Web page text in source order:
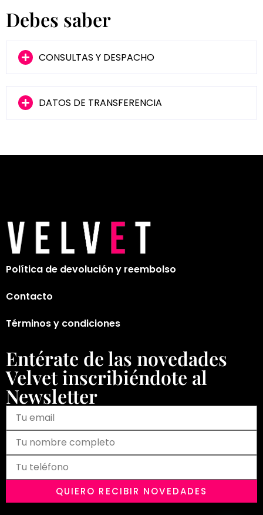
Debes saber
CONSULTAS Y DESPACHO
DATOS DE TRANSFERENCIA
Política de devolución y reembolso
Contacto
Términos y condiciones
Entérate de las novedades
Velvet inscribiéndote al
Newsletter
QUIERO RECIBIR NOVEDADES